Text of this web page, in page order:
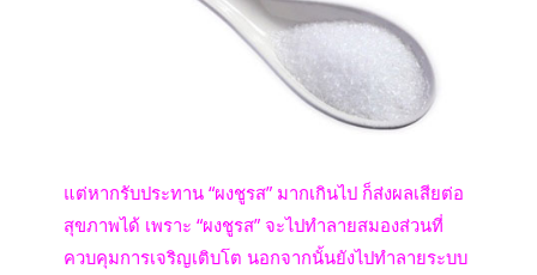
แต่หากรับประทาน “ผงชูรส” มากเกินไป ก็ส่งผลเสียต่อ
สุขภาพได้ เพราะ “ผงชูรส” จะไปทำลายสมองส่วนที่
ควบคุมการเจริญเติบโต นอกจากนั้นยังไปทำลายระบบ